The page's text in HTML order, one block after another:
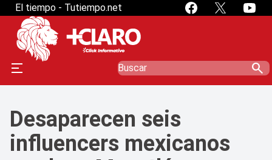
El tiempo - Tutiempo.net
search
Desaparecen seis
influencers mexicanos